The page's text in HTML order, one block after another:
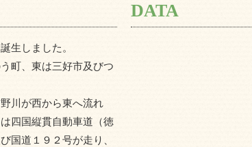
生しました。
町、東は三好市及びつ
川が西から東へ流れ
四国縦貫自動車道（徳
国道１９２号が走り、
DATA